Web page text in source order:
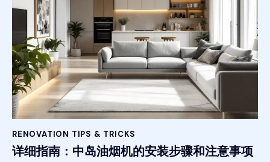
RENOVATION TIPS & TRICKS
详细指南：中岛油烟机的安装步骤和注意事项